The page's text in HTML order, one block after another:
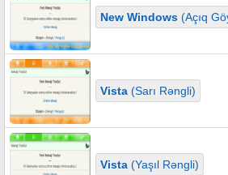
New Windows(Açıq
Vista(Sarı Rəngli)
Vista(Yaşıl Rəngli)